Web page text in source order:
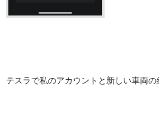
テスラで私のアカウントと新しい車両の